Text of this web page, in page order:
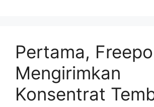
Pertama,
Mengirimkan
Konsentrat